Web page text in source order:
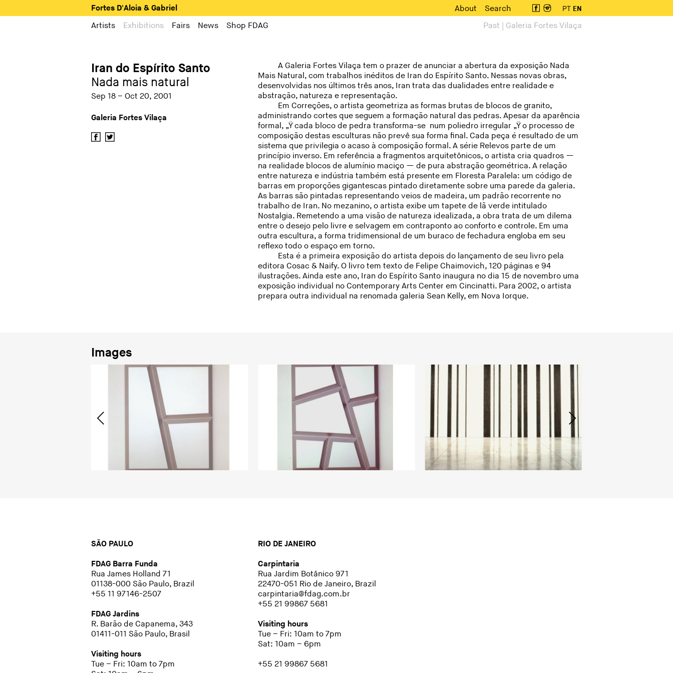
Fortes D'Aloia & Gabriel About Search PT EN
Artists Exhibitions Fairs News Shop FDAG Past | Galeria Fortes Vilaça
Iran do Espírito Santo
Nada mais natural
Sep 18 – Oct 20, 2001
Galeria Fortes Vilaça
A Galeria Fortes Vilaça tem o prazer de anunciar a abertura da exposição Nada
Mais Natural, com trabalhos inéditos de Iran do Espírito Santo. Nessas novas obras,
desenvolvidas nos últimos três anos, Iran trata das dualidades entre realidade e
abstração, natureza e representação.
Em Correções, o artista geometriza as formas brutas de blocos de granito,
administrando cortes que seguem a formação natural das pedras. Apesar da aparência
formal, „Ÿ cada bloco de pedra transforma-se num poliedro irregular „Ÿ o processo de
composição destas esculturas não prevê sua forma final. Cada peça é resultado de um
sistema que privilegia o acaso à composição formal. A série Relevos parte de um
princípio inverso. Em referência a fragmentos arquitetônicos, o artista cria quadros —
na realidade blocos de alumínio maciço — de pura abstração geométrica. A relação
entre natureza e indústria também está presente em Floresta Paralela: um código de
barras em proporções gigantescas pintado diretamente sobre uma parede da galeria.
As barras são pintadas representando veios de madeira, um padrão recorrente no
trabalho de Iran. No mezanino, o artista exibe um tapete de lã verde intitulado
Nostalgia. Remetendo a uma visão de natureza idealizada, a obra trata de um dilema
entre o desejo pelo livre e selvagem em contraponto ao conforto e controle. Em uma
outra escultura, a forma tridimensional de um buraco de fechadura engloba em seu
reflexo todo o espaço em torno.
Esta é a primeira exposição do artista depois do lançamento de seu livro pela
editora Cosac & Naify. O livro tem texto de Felipe Chaimovich, 120 páginas e 94
ilustrações. Ainda este ano, Iran do Espírito Santo inaugura no dia 15 de novembro uma
exposição individual no Contemporary Arts Center em Cincinatti. Para 2002, o artista
prepara outra individual na renomada galeria Sean Kelly, em Nova Iorque.
Images
SÃO PAULO
FDAG Barra Funda
Rua James Holland 71
01138-000 São Paulo, Brazil
+55 11 97146-2507
FDAG Jardins
R. Barão de Capanema, 343
01411-011 São Paulo, Brasil
Visiting hours
Tue – Fri: 10am to 7pm
RIO DE JANEIRO
Carpintaria
Rua Jardim Botânico 971
22470-051 Rio de Janeiro, Brazil
carpintaria@fdag.com.br
+55 21 99867 5681
Visiting hours
Tue – Fri: 10am to 7pm
Sat: 10am – 6pm
+55 21 99867 5681